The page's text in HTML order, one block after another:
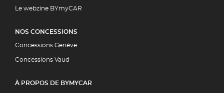
Le webzine BYmyCAR
NOS CONCESSIONS
Concessions Genève
Concessions Vaud
À PROPOS DE BYMYCAR